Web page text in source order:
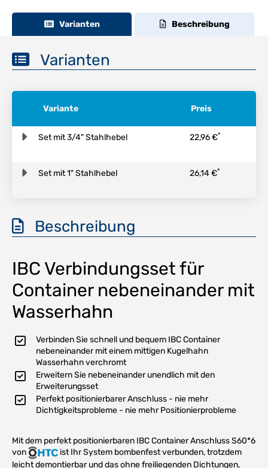
Varianten Beschreibung
Varianten
Variante Preis
Set mit 3/4" Stahlhebel 22,96 €*
Set mit 1" Stahlhebel 26,14 €*
Beschreibung
IBC Verbindungsset für
Container nebeneinander mit
Wasserhahn
Verbinden Sie schnell und bequem IBC Container
nebeneinander mit einem mittigen Kugelhahn
Wasserhahn verchromt
Erweitern Sie nebeneinander unendlich mit den
Erweiterungsset
Perfekt positionierbarer Anschluss - nie mehr
Dichtigkeitsprobleme - nie mehr Positionierprobleme
Mit dem perfekt positionierbaren IBC Container Anschluss S60*6
von
ist Ihr System bombenfest verbunden, trotzdem
leicht demontierbar und das ohne freiliegenden Dichtungen,